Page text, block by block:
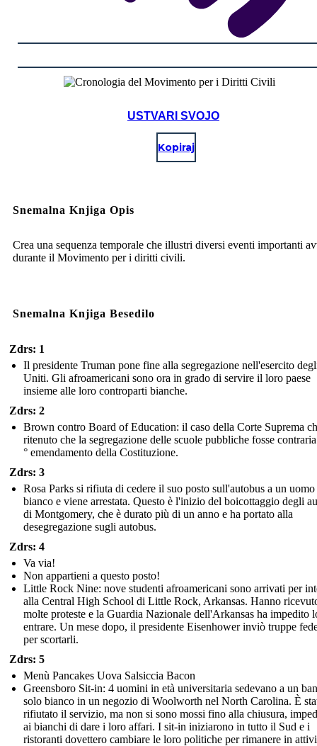
USTVARI SVOJO
Kopiraj
Snemalna Knjiga Opis
Crea una sequenza temporale che illustri diversi eventi importanti
durante il Movimento per i diritti civili.
Snemalna Knjiga Besedilo
Zdrs: 1
Il presidente Truman pone fine alla segregazione nell'esercito
Uniti. Gli afroamericani sono ora in grado di servire il loro paese
insieme alle loro controparti bianche.
Zdrs: 2
Brown contro Board of Education: il caso della Corte Suprema
ritenuto che la segregazione delle scuole pubbliche fosse
° emendamento della Costituzione.
Zdrs: 3
Rosa Parks si rifiuta di cedere il suo posto sull'autobus a un uomo
bianco e viene arrestata. Questo è l'inizio del boicottaggio degli
di Montgomery, che è durato più di un anno e ha portato alla
desegregazione sugli autobus.
Zdrs: 4
Va via!
Non appartieni a questo posto!
Little Rock Nine: nove studenti afroamericani sono arrivati per
alla Central High School di Little Rock, Arkansas. Hanno
molte proteste e la Guardia Nazionale dell'Arkansas ha impedito
entrare. Un mese dopo, il presidente Eisenhower inviò truppe
per scortarli.
Zdrs: 5
Menù Pancakes Uova Salsiccia Bacon
Greensboro Sit-in: 4 uomini in età universitaria sedevano a un
solo bianco in un negozio di Woolworth nel North Carolina. È
rifiutato il servizio, ma non si sono mossi fino alla chiusura,
ai bianchi di dare i loro affari. I sit-in iniziarono in tutto il Sud e i
ristoranti dovettero cambiare le loro politiche per rimanere in